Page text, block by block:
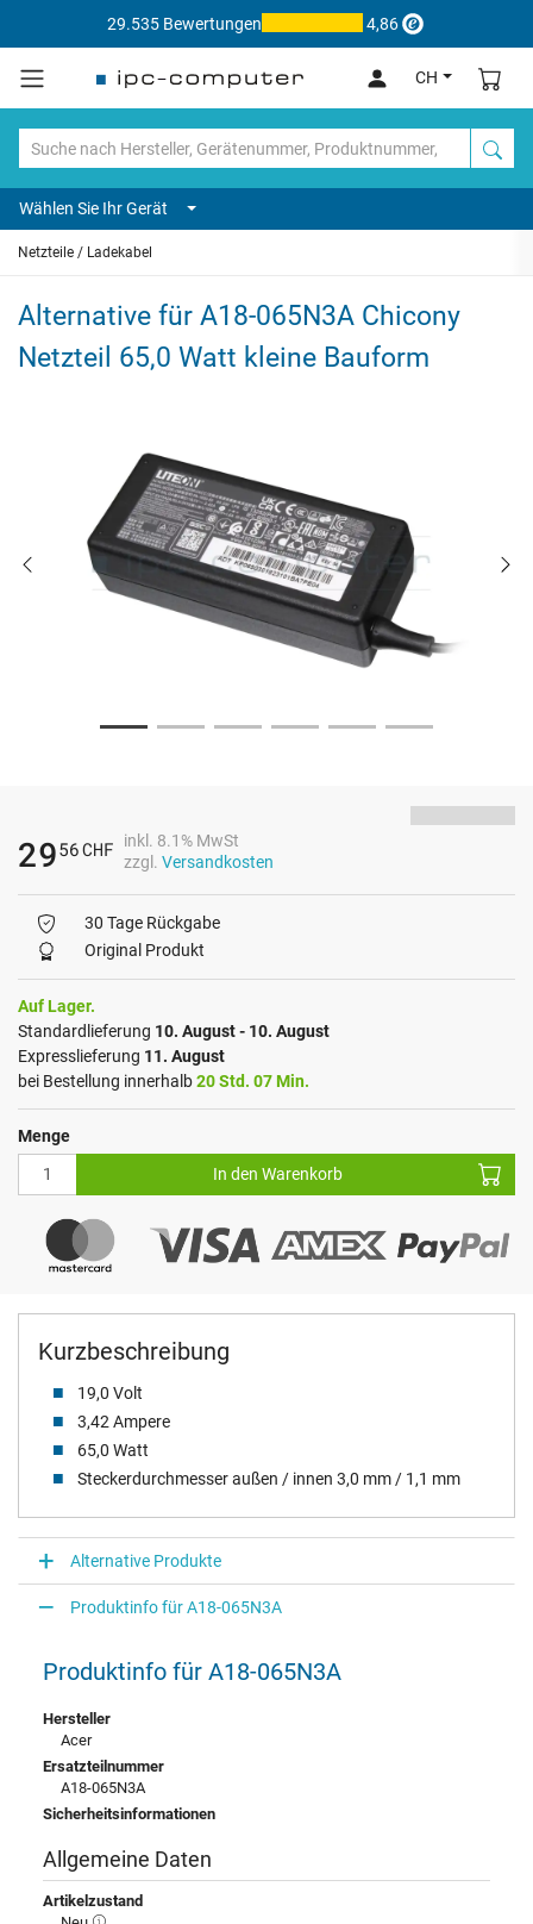
29.535 Bewertungen 4,86
CH
Wählen Sie Ihr Gerät
Netzteile / Ladekabel
Alternative für A18-065N3A Chicony
Netzteil 65,0 Watt kleine Bauform
Kurzbeschreibung
19,0 Volt
3,42 Ampere
65,0 Watt
Steckerdurchmesser außen / innen 3,0 mm / 1,1 mm
2956CHF
inkl. 8.1% MwSt
zzgl. Versandkosten
30 Tage Rückgabe
Original Produkt
Auf Lager.
Standardlieferung 10. August - 10. August
Expresslieferung 11. August
bei Bestellung innerhalb20 Std. 07 Min.
Menge
In den Warenkorb
Alternative Produkte
Produktinfo für A18-065N3A
Produktinfo für A18-065N3A
Hersteller
Acer
Ersatzteilnummer
A18-065N3A
Sicherheitsinformationen
Allgemeine Daten
Artikelzustand